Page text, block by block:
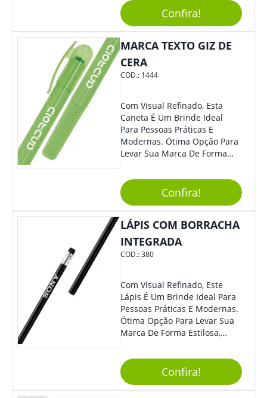
Sua Empresa Em Eventos,
Reuniões Corporativas Ou Até
Mesmo Para Presentear
Colaboradores E Parceiros De
Confira!
MARCA TEXTO GIZ DE
CERA
COD.: 1444
Com Visual Refinado, Esta
Caneta É Um Brinde Ideal
Para Pessoas Práticas E
Modernas. Ótima Opção Para
Levar Sua Marca De Forma
Sua Empresa Em Eventos,
Reuniões Corporativas Ou Até
Mesmo Para Presentear
Colaboradores.
Confira!
LÁPIS COM BORRACHA
INTEGRADA
COD.:380
Com Visual Refinado, Este
Lápis É Um Brinde Ideal Para
Pessoas Práticas E Modernas.
Ótima Opção Para Levar Sua
Marca De Forma Estilosa,
Empresa Em Eventos,
Reuniões Corporativas Ou Até
Mesmo Para Presentear
Colaboradores E Parceiros De
Confira!